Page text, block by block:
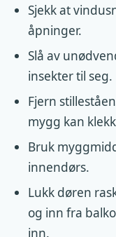
Sjekk at
åpninger.
Slå av
insekter til seg.
Fjern
mygg kan
Bruk
innendørs.
Lukk døren
og inn fra
inn.